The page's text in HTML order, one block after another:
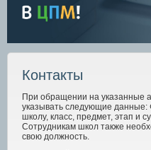
Контакты
При обращении на указанные
указывать следующие
школу, класс, предмет, этап и
Сотрудникам школ также
свою должность.